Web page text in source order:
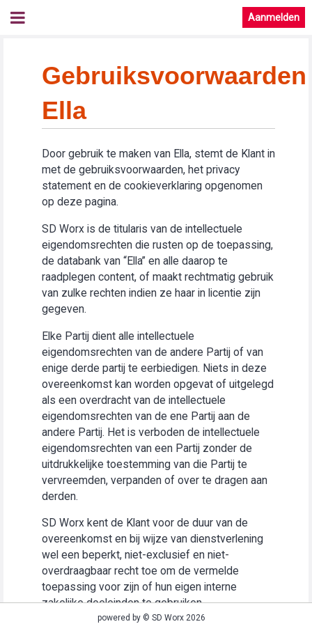
Aanmelden
Gebruiksvoorwaarden
Ella
Door gebruik te maken van Ella, stemt de Klant in
met de gebruiksvoorwaarden, het privacy
statement en de cookieverklaring opgenomen
op deze pagina.
SD Worx is de titularis van de intellectuele
eigendomsrechten die rusten op de toepassing,
de databank van “Ella” en alle daarop te
raadplegen content, of maakt rechtmatig gebruik
van zulke rechten indien ze haar in licentie zijn
gegeven.
Elke Partij dient alle intellectuele
eigendomsrechten van de andere Partij of van
enige derde partij te eerbiedigen. Niets in deze
overeenkomst kan worden opgevat of uitgelegd
als een overdracht van de intellectuele
eigendomsrechten van de ene Partij aan de
andere Partij. Het is verboden de intellectuele
eigendomsrechten van een Partij zonder de
uitdrukkelijke toestemming van die Partij te
vervreemden, verpanden of over te dragen aan
derden.
SD Worx kent de Klant voor de duur van de
overeenkomst en bij wijze van dienstverlening
wel een beperkt, niet-exclusief en niet-
overdraagbaar recht toe om de vermelde
toepassing voor zijn of hun eigen interne
zakelijke doeleinden te gebruiken
(“Gebruiksrecht”).powered by © SD Worx 2026